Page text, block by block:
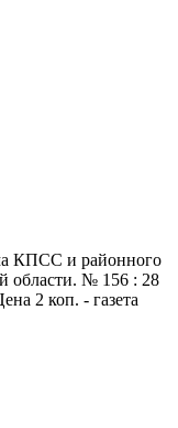
КПСС и районного
области. № 156 : 28
2 коп. - газета